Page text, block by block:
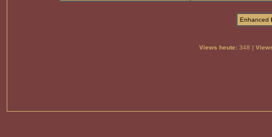
Enhanced
Views heute:348 |